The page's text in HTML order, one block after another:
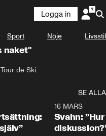
Logga in
Sport Nöje Livsstil
naket"
de Ski.
SE ALLA
16 MARS
Svahn: